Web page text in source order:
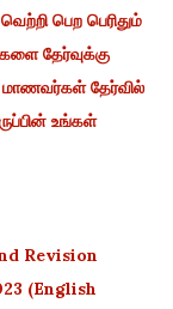
பெற பெரிதும்
தேர்வுக்கு
தேர்வில்
உங்கள்
Revision
(English